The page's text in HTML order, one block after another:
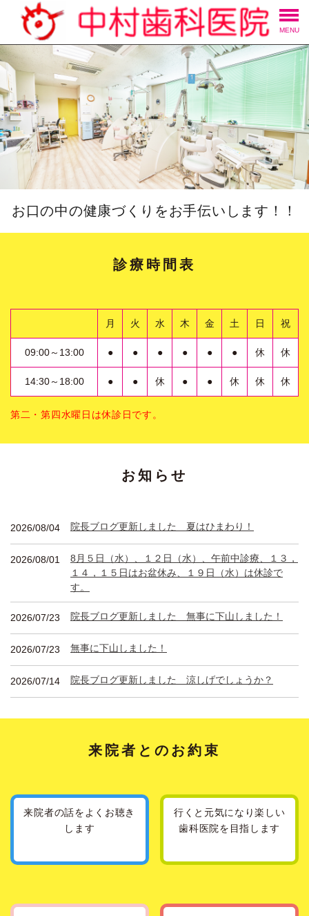
MENU
お口の中の健康づくりをお手伝いします！！
診療時間表
月 火 水 木 金 土 日 祝
09:00～13:00 ● ● ● ● ● ● 休 休
14:30～18:00 ● ● 休 ● ● 休 休 休
第二・第四水曜日は休診日です。
お知らせ
2026/08/04 院長ブログ更新しました 夏はひまわり！
2026/08/01
8月５日（水）、１２日（水）、午前中診療、１３，
１４，１５日はお盆休み、１９日（水）は休診で
す。
2026/07/23 院長ブログ更新しました 無事に下山しました！
2026/07/23 無事に下山しました！
2026/07/14 院長ブログ更新しました 涼しげでしょうか？
来院者とのお約束
来院者の話を よくお聴き
します
行くと元気になり楽しい
歯科医院を 目指します